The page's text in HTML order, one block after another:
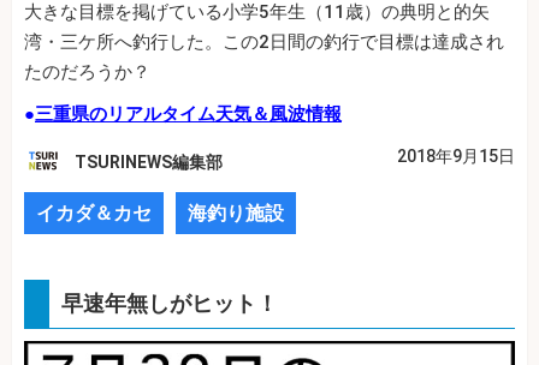
大きな目標を掲げている小学5年生（11歳）の典明と的矢
湾・三ケ所へ釣行した。この2日間の釣行で目標は達成され
たのだろうか？
●三重県のリアルタイム天気＆風波情報
TSURINEWS編集部 2018年9月15日
イカダ＆カセ 海釣り施設
早速年無しがヒット！